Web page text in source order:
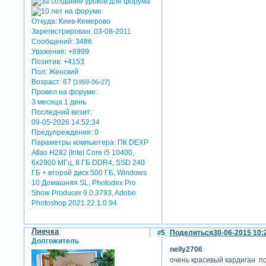
Откуда: Киев-Кемерово
Зарегистрирован: 03-08-2011
Сообщений: 3486
Уважение: +8999
Позитив: +4153
Пол: Женский
Возраст: 67[1959-06-27]
Провел на форуме:
3 месяца 1 день
Последний визит:
09-05-2026 14:52:34
Предупреждения: 0
Параметры компьютера: ПК DEXP
Atlas H282 [Intel Core i5 10400,
6x2900 МГц, 8 ГБ DDR4, SSD 240
ГБ + второй диск 500 ГБ, Windows
10 Домашняя SL, Photodex Pro
Show Producer 9.0.3793, Adobe
Photoshop 2021 22.1.0.94
Поделиться
5 30-06-2015
Лиечка
Долгожитель
nelly2706
очень красивый кардиган